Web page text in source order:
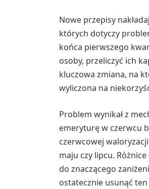
Nowe przepisy
których dotyczy
końca pierwszego
osoby, przeliczyć ich
kluczowa zmiana, na
wyliczona na
Problem wynikał z
emeryturę w czerwcu
czerwcowej
maju czy lipcu.
do znaczącego
ostatecznie usunąć